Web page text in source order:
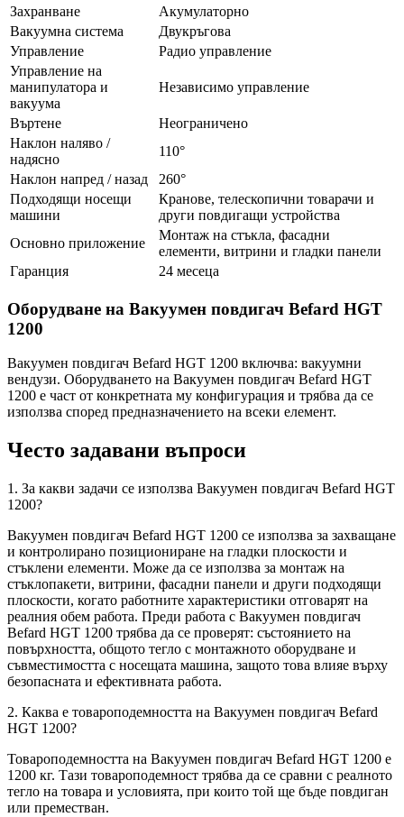
Захранване
Акумулаторно
Вакуумна система
Двукръгова
Управление
Радио управление
Управление на
манипулатора и
вакуума
Независимо управление
Въртене
Неограничено
Наклон наляво /
надясно
110°
Наклон напред / назад
260°
Подходящи носещи
машини
Кранове, телескопични товарачи и
други повдигащи устройства
Основно приложение
Монтаж на стъкла, фасадни
елементи, витрини и гладки панели
Гаранция
24 месеца
Оборудване на Вакуумен повдигач Befard HGT
1200
Вакуумен повдигач Befard HGT 1200 включва: вакуумни
вендузи. Оборудването на Вакуумен повдигач Befard HGT
1200 е част от конкретната му конфигурация и трябва да се
използва според предназначението на всеки елемент.
Често задавани въпроси
1. За какви задачи се използва Вакуумен повдигач Befard HGT
1200?
Вакуумен повдигач Befard HGT 1200 се използва за захващане
и контролирано позициониране на гладки плоскости и
стъклени елементи. Може да се използва за монтаж на
стъклопакети, витрини, фасадни панели и други подходящи
плоскости, когато работните характеристики отговарят на
реалния обем работа. Преди работа с Вакуумен повдигач
Befard HGT 1200 трябва да се проверят: състоянието на
повърхността, общото тегло с монтажното оборудване и
съвместимостта с носещата машина, защото това влияе върху
безопасната и ефективната работа.
2. Каква е товароподемността на Вакуумен повдигач Befard
HGT 1200?
Товароподемността на Вакуумен повдигач Befard HGT 1200 е
1200 кг. Тази товароподемност трябва да се сравни с реалното
тегло на товара и условията, при които той ще бъде повдиган
или преместван.